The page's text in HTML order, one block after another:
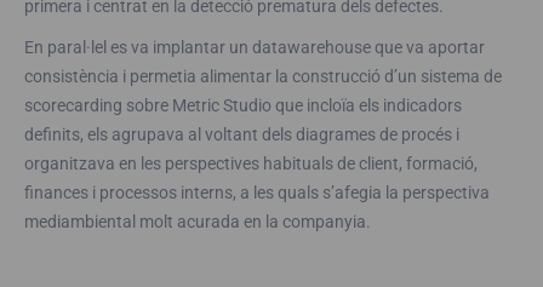
primera i centrat en la detecció prematura dels defectes.
En paral·lel es va implantar un datawarehouse que va aportar
consistència i permetia alimentar la construcció d’un sistema de
scorecarding sobre Metric Studio que incloïa els indicadors
definits, els agrupava al voltant dels diagrames de procés i
organitzava en les perspectives habituals de client, formació,
finances i processos interns, a les quals s’afegia la perspectiva
mediambiental molt acurada en la companyia.